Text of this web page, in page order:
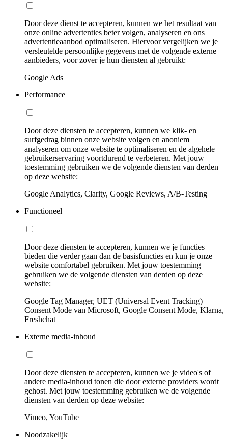
Door deze dienst te accepteren, kunnen we het resultaat van
onze online advertenties beter volgen, analyseren en ons
advertentieaanbod optimaliseren. Hiervoor vergelijken we je
versleutelde persoonlijke gegevens met de volgende externe
aanbieders, voor zover je hun diensten al gebruikt:
Google Ads
Performance
Door deze diensten te accepteren, kunnen we klik- en
surfgedrag binnen onze website volgen en anoniem
analyseren om onze website te optimaliseren en de algehele
gebruikerservaring voortdurend te verbeteren. Met jouw
toestemming gebruiken we de volgende diensten van derden
op deze website:
Google Analytics, Clarity, Google Reviews, A/B-Testing
Functioneel
Door deze diensten te accepteren, kunnen we je functies
bieden die verder gaan dan de basisfuncties en kun je onze
website comfortabel gebruiken. Met jouw toestemming
gebruiken we de volgende diensten van derden op deze
website:
Google Tag Manager, UET (Universal Event Tracking)
Consent Mode van Microsoft, Google Consent Mode, Klarna,
Freshchat
Externe media-inhoud
Door deze diensten te accepteren, kunnen we je video's of
andere media-inhoud tonen die door externe providers wordt
gehost. Met jouw toestemming gebruiken we de volgende
diensten van derden op deze website:
Vimeo, YouTube
Noodzakelijk